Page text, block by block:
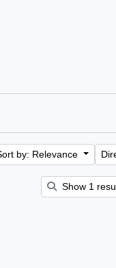
by: Relevance
Show 1